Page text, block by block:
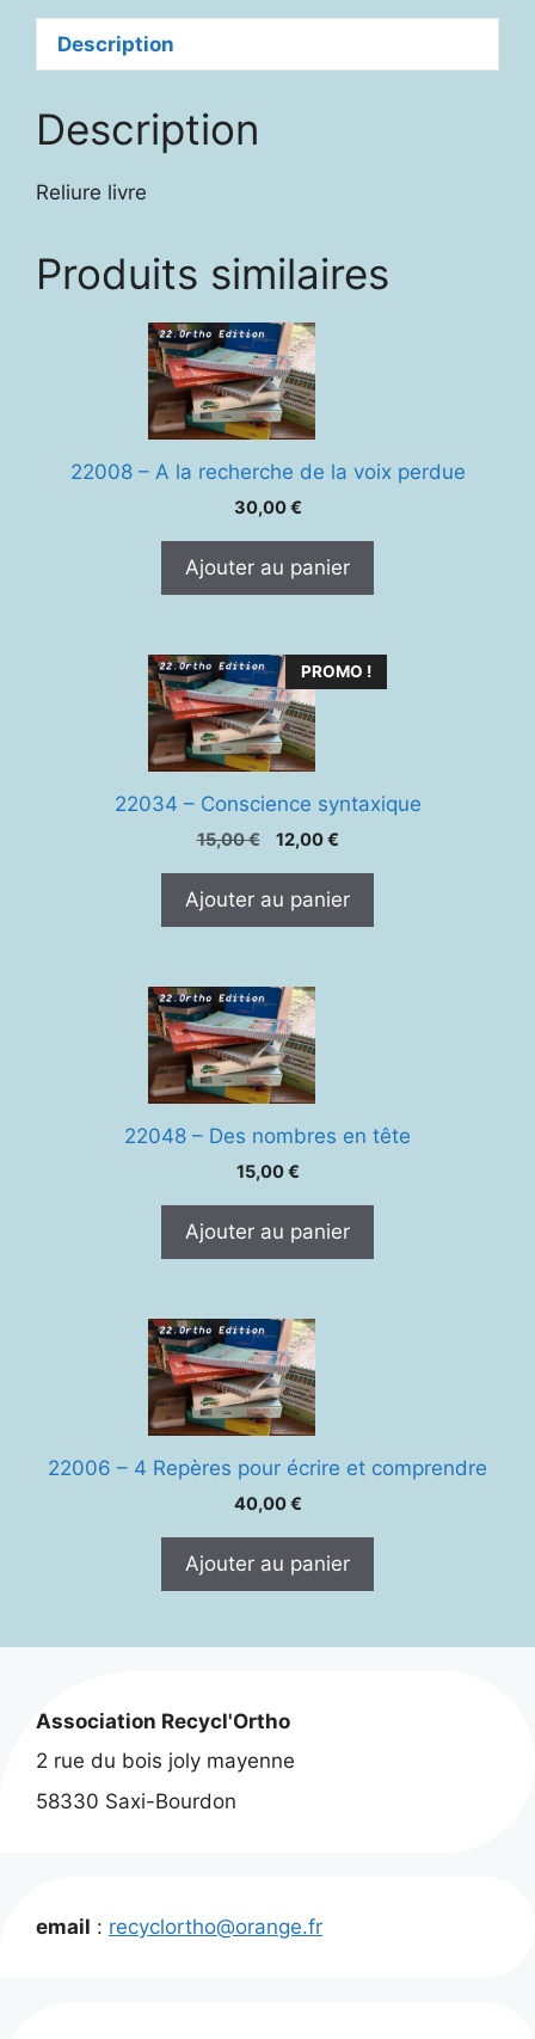
troubles
isolés
Description
Description
Reliure livre
Produits similaires
22008 – A la recherche de la voix perdue
30,00€
Ajouter au panier
PROMO !
22034 – Conscience syntaxique
15,00€
Le
était :
12,00€Le
est :
Ajouter au panier
22048 – Des nombres en tête
15,00€
Ajouter au panier
22006 – 4 Repères pour écrire et comprendre
40,00€
Ajouter au panier
Association Recycl'Ortho
2 rue du bois joly mayenne
58330 Saxi-Bourdon
email : recyclortho@orange.fr